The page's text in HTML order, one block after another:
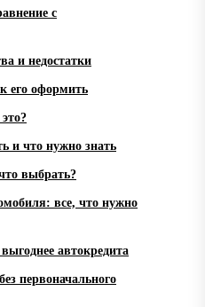
с
и недостатки
его оформить
и что нужно знать
выбрать?
все, что нужно
автокредита
первоначального